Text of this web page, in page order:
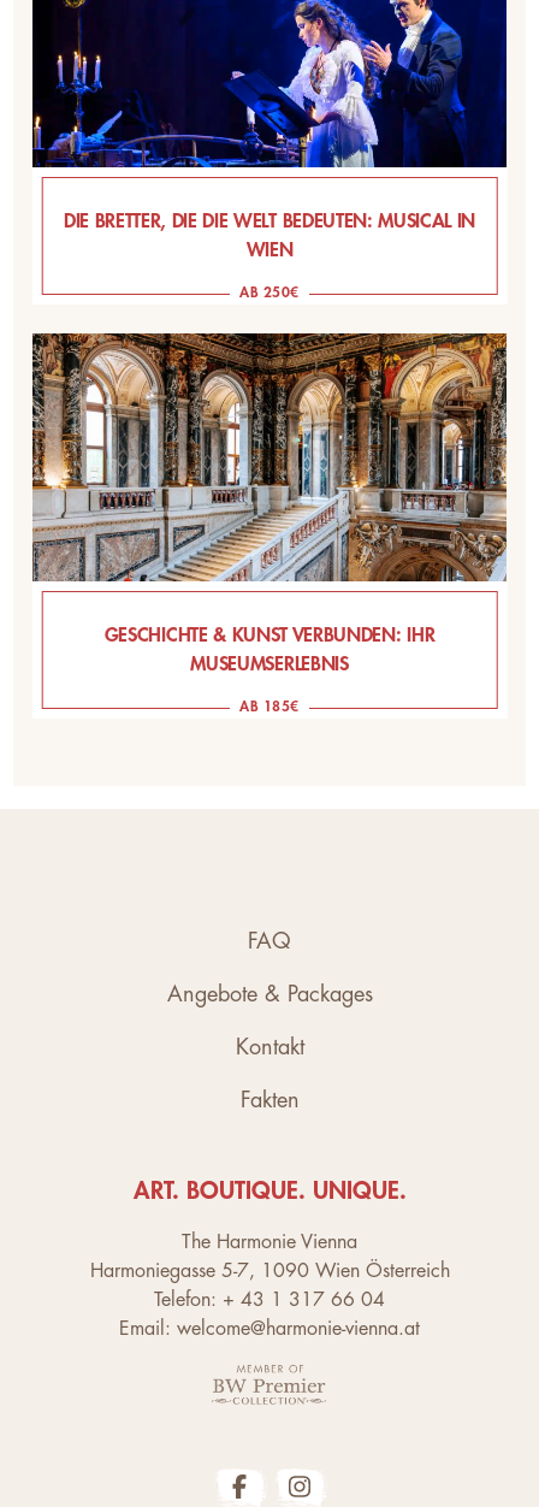
DIE BRETTER, DIE DIE WELT BEDEUTEN: MUSICAL IN
WIEN
AB 250€
GESCHICHTE & KUNST VERBUNDEN: IHR
MUSEUMSERLEBNIS
AB 185€
FAQ
Angebote & Packages
Kontakt
Fakten
ART. BOUTIQUE. UNIQUE.
The Harmonie Vienna
Harmoniegasse 5-7, 1090 Wien Österreich
Telefon: + 43 1 317 66 04
Email: welcome@harmonie-vienna.at